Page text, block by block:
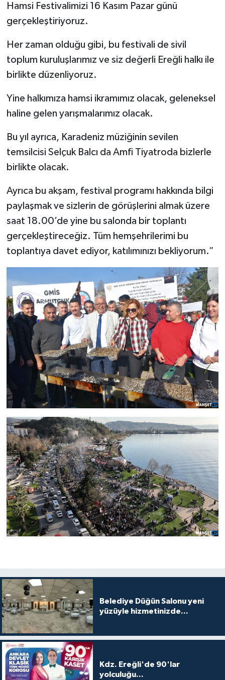
Hamsi Festivalimizi 16 Kasım Pazar günü
gerçekleştiriyoruz.
Her zaman olduğu gibi, bu festivali de sivil
toplum kuruluşlarımız ve siz değerli Ereğli halkı ile
birlikte düzenliyoruz.
Yine halkımıza hamsi ikramımız olacak, geleneksel
haline gelen yarışmalarımız olacak.
Bu yıl ayrıca, Karadeniz müziğinin sevilen
temsilcisi Selçuk Balcı da Amfi Tiyatroda bizlerle
birlikte olacak.
Ayrıca bu akşam, festival programı hakkında bilgi
paylaşmak ve sizlerin de görüşlerini almak üzere
saat 18.00’de yine bu salonda bir toplantı
gerçekleştireceğiz. Tüm hemşehrilerimi bu
toplantıya davet ediyor, katılımınızı bekliyorum.”
Belediye Düğün Salonu yeni
yüzüyle hizmetinizde...
Kdz. Ereğli'de 90'lar
yolculuğu...